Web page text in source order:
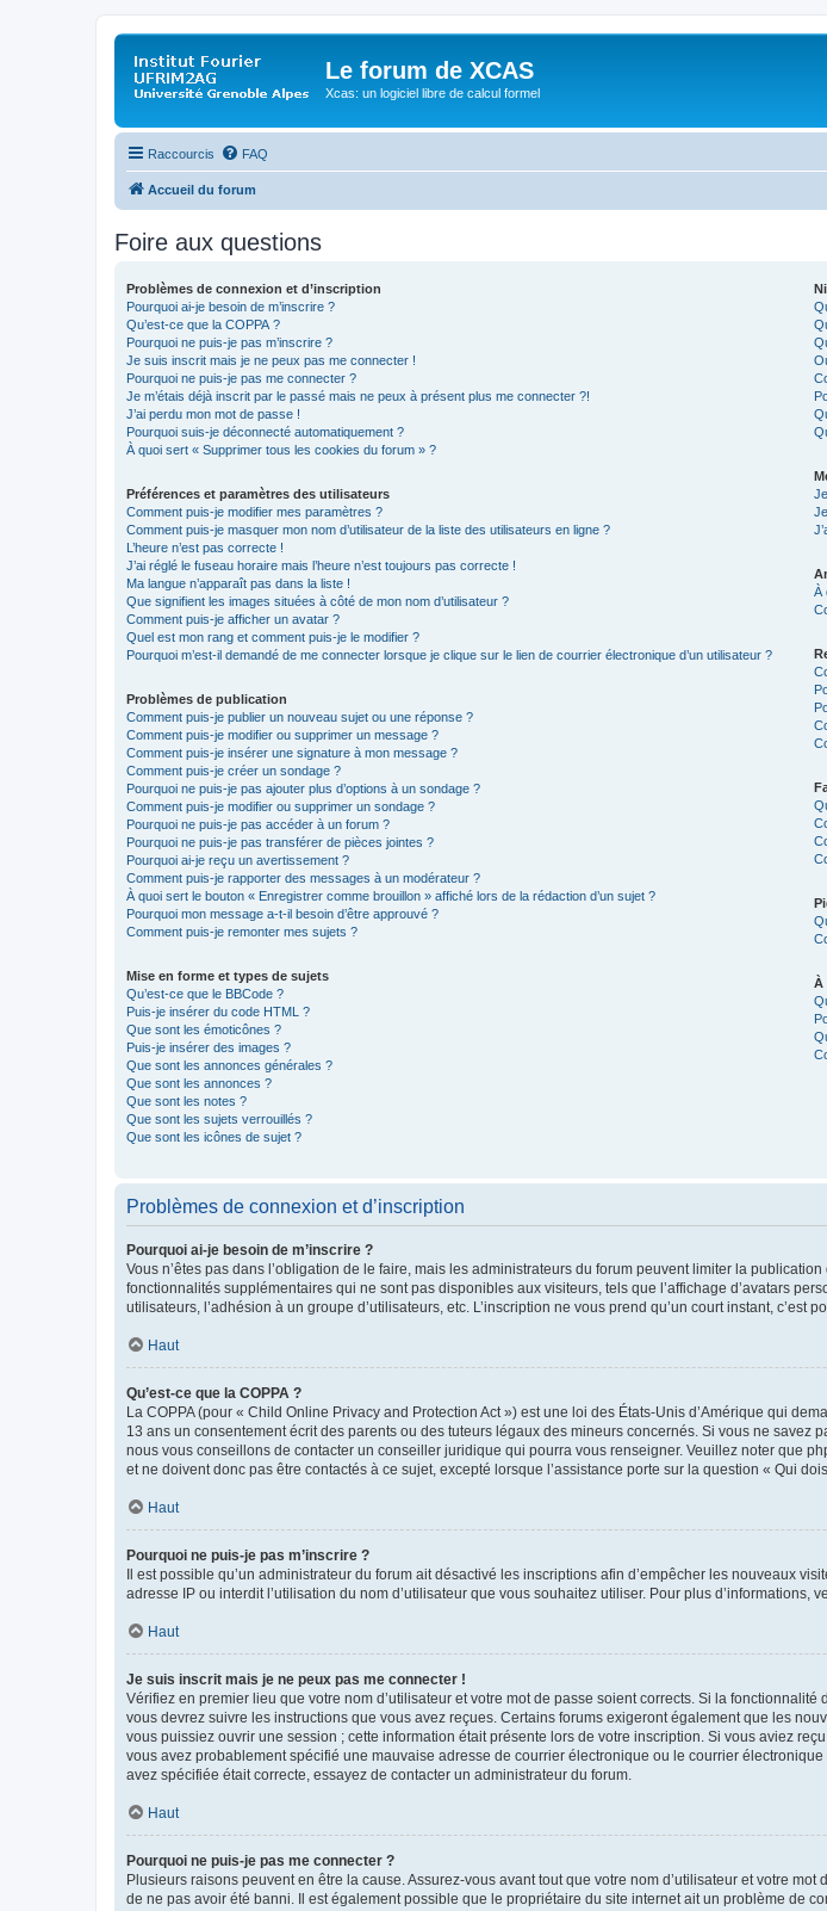
Le forum de XCAS
Xcas: un logiciel libre de calcul formel
Raccourcis FAQ
Accueil du forum
Foire aux questions
Problèmes de connexion et d’inscription
Pourquoi ai-je besoin de m’inscrire ?
Qu’est-ce que la COPPA ?
Pourquoi ne puis-je pas m’inscrire ?
Je suis inscrit mais je ne peux pas me connecter !
Pourquoi ne puis-je pas me connecter ?
Je m’étais déjà inscrit par le passé mais ne peux à présent plus me connecter ?!
J’ai perdu mon mot de passe !
Pourquoi suis-je déconnecté automatiquement ?
À quoi sert « Supprimer tous les cookies du forum » ?
Préférences et paramètres des utilisateurs
Comment puis-je modifier mes paramètres ?
Comment puis-je masquer mon nom d’utilisateur de la liste des utilisateurs en ligne ?
L’heure n’est pas correcte !
J’ai réglé le fuseau horaire mais l’heure n’est toujours pas correcte !
Ma langue n’apparaît pas dans la liste !
Que signifient les images situées à côté de mon nom d’utilisateur ?
Comment puis-je afficher un avatar ?
Quel est mon rang et comment puis-je le modifier ?
Pourquoi m’est-il demandé de me connecter lorsque je clique sur le lien de courrier électronique d’un utilisateur ?
Problèmes de publication
Comment puis-je publier un nouveau sujet ou une réponse ?
Comment puis-je modifier ou supprimer un message ?
Comment puis-je insérer une signature à mon message ?
Comment puis-je créer un sondage ?
Pourquoi ne puis-je pas ajouter plus d’options à un sondage ?
Comment puis-je modifier ou supprimer un sondage ?
Pourquoi ne puis-je pas accéder à un forum ?
Pourquoi ne puis-je pas transférer de pièces jointes ?
Pourquoi ai-je reçu un avertissement ?
Comment puis-je rapporter des messages à un modérateur ?
À quoi sert le bouton « Enregistrer comme brouillon » affiché lors de la rédaction d’un sujet ?
Pourquoi mon message a-t-il besoin d’être approuvé ?
Comment puis-je remonter mes sujets ?
Mise en forme et types de sujets
Qu’est-ce que le BBCode ?
Puis-je insérer du code HTML ?
Que sont les émoticônes ?
Puis-je insérer des images ?
Que sont les annonces générales ?
Que sont les annonces ?
Que sont les notes ?
Que sont les sujets verrouillés ?
Que sont les icônes de sujet ?
À
À
Problèmes de connexion et d’inscription
Pourquoi ai-je besoin de m’inscrire ?
Vous n’êtes pas dans l’obligation de le faire, mais les administrateurs du forum peuvent limiter la
fonctionnalités supplémentaires qui ne sont pas disponibles aux visiteurs, tels que l’affichage d’avatars
utilisateurs, l’adhésion à un groupe d’utilisateurs, etc. L’inscription ne vous prend qu’un court instant, c’est
Haut
Qu’est-ce que la COPPA ?
La COPPA (pour « Child Online Privacy and Protection Act ») est une loi des États-Unis d’Amérique qui
13 ans un consentement écrit des parents ou des tuteurs légaux des mineurs concernés. Si vous ne savez
nous vous conseillons de contacter un conseiller juridique qui pourra vous renseigner. Veuillez noter que
et ne doivent donc pas être contactés à ce sujet, excepté lorsque l’assistance porte sur la question « Qui
Haut
Pourquoi ne puis-je pas m’inscrire ?
Il est possible qu’un administrateur du forum ait désactivé les inscriptions afin d’empêcher les nouveaux
adresse IP ou interdit l’utilisation du nom d’utilisateur que vous souhaitez utiliser. Pour plus d’informations,
Haut
Je suis inscrit mais je ne peux pas me connecter !
Vérifiez en premier lieu que votre nom d’utilisateur et votre mot de passe soient corrects. Si la
vous devrez suivre les instructions que vous avez reçues. Certains forums exigeront également que les
vous puissiez ouvrir une session ; cette information était présente lors de votre inscription. Si vous aviez
vous avez probablement spécifié une mauvaise adresse de courrier électronique ou le courrier
avez spécifiée était correcte, essayez de contacter un administrateur du forum.
Haut
Pourquoi ne puis-je pas me connecter ?
Plusieurs raisons peuvent en être la cause. Assurez-vous avant tout que votre nom d’utilisateur et votre
de ne pas avoir été banni. Il est également possible que le propriétaire du site internet ait un problème de